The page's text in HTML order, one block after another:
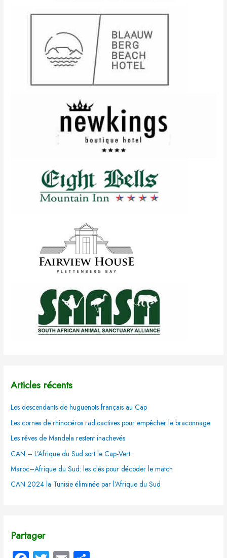
Articles récents
Les descendants de huguenots français au Cap
Les cornes de rhinocéros radioactives pour empêcher le braconnage
Les rêves de Mandela restent inachevés
CAN – L’Afrique du Sud sort le Cap-Vert
Maroc–Afrique du Sud: les clés pour décoder le match
CAN 2024 la Tunisie éliminée par l’Afrique du Sud
Partager